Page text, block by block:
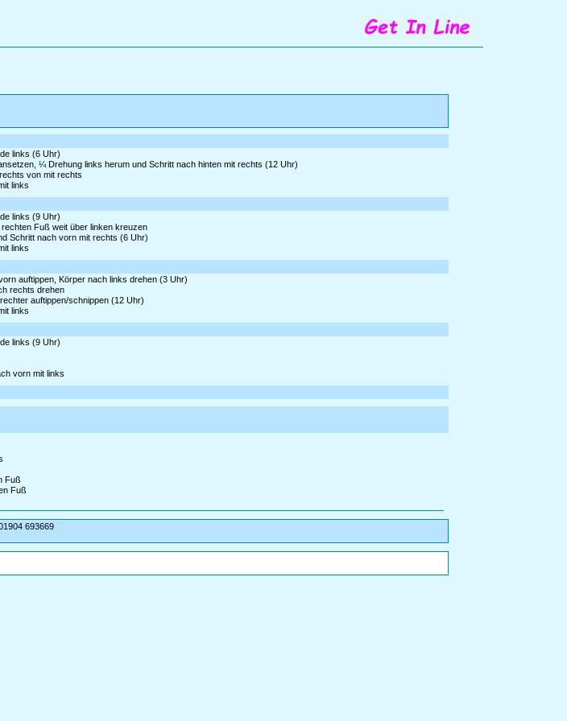
links (6 Uhr)
¼ Drehung links herum und Schritt nach hinten mit rechts (12 Uhr)
von mit rechts
links
links (9 Uhr)
Fuß weit über linken kreuzen
Schritt nach vorn mit rechts (6 Uhr)
links
auftippen, Körper nach links drehen (3 Uhr)
rechts drehen
auftippen/schnippen (12 Uhr)
links
links (9 Uhr)
vorn mit links
Fuß
Fuß
693669